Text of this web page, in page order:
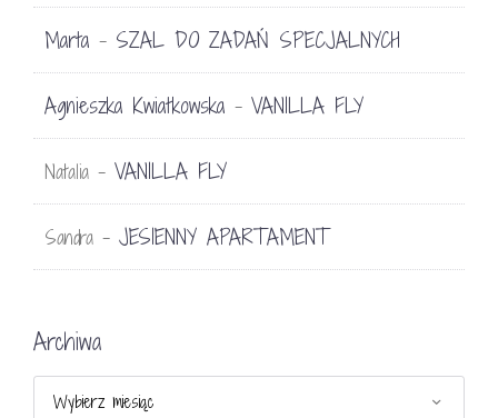
Marta - SZAL DO ZADAŃ SPECJALNYCH
Agnieszka Kwiatkowska - VANILLA FLY
Natalia - VANILLA FLY
Sandra - JESIENNY APARTAMENT
Archiwa